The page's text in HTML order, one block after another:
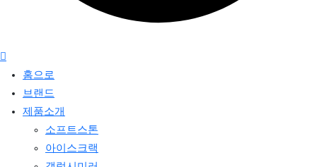
홈으로
브랜드
제품소개
소프트스톤
아이스크랙